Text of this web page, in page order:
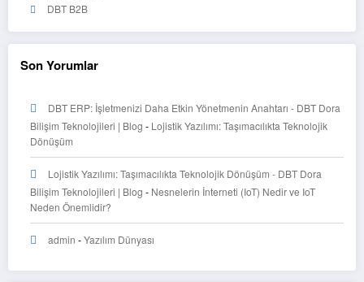
DBT B2B
Son Yorumlar
DBT ERP: İşletmenizi Daha Etkin Yönetmenin Anahtarı - DBT Dora
Bilişim Teknolojileri | Blog - Lojistik Yazılımı: Taşımacılıkta Teknolojik
Dönüşüm
Lojistik Yazılımı: Taşımacılıkta Teknolojik Dönüşüm - DBT Dora
Bilişim Teknolojileri | Blog - Nesnelerin İnterneti (IoT) Nedir ve IoT
Neden Önemlidir?
admin -Yazılım Dünyası